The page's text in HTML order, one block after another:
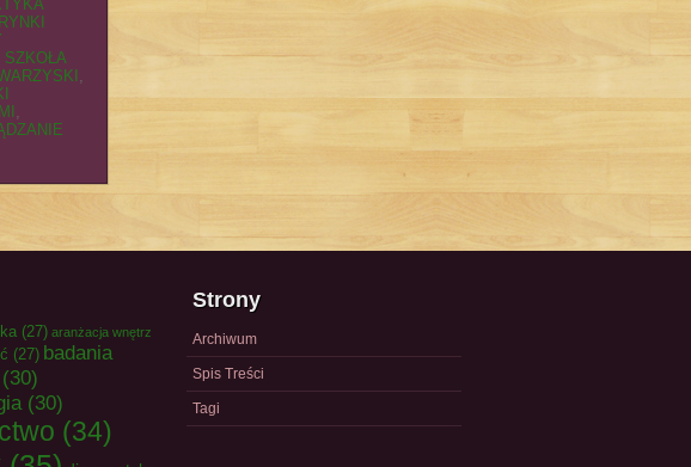
RYNKI
SZKOŁA
,
,
(27) aranżacja wnętrz
(27) badania
(30)
(30)
(34)
Strony
Archiwum
Spis Treści
Tagi